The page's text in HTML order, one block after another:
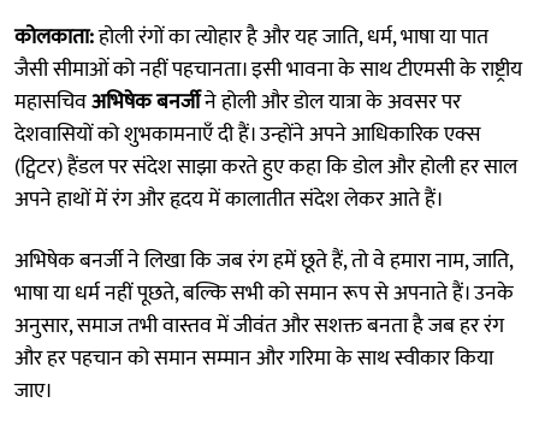
कोलकाता:होली रंगों का त्योहार है और यह जाति, धर्म, भाषा या पात
जैसी सीमाओं को नहीं पहचानता। इसी भावना के साथ टीएमसी के राष्ट्रीय
महासचिवअभिषेक बनर्जीने होली और डोल यात्रा के अवसर पर
देशवासियों को शुभकामनाएँ दी हैं। उन्होंने अपने आधिकारिक एक्स
(ट्विटर) हैंडल पर संदेश साझा करते हुए कहा कि डोल और होली हर साल
अपने हाथों में रंग और हृदय में कालातीत संदेश लेकर आते हैं।
अभिषेक बनर्जी ने लिखा कि जब रंग हमें छूते हैं, तो वे हमारा नाम, जाति,
भाषा या धर्म नहीं पूछते, बल्कि सभी को समान रूप से अपनाते हैं। उनके
अनुसार, समाज तभी वास्तव में जीवंत और सशक्त बनता है जब हर रंग
और हर पहचान को समान सम्मान और गरिमा के साथ स्वीकार किया
जाए।